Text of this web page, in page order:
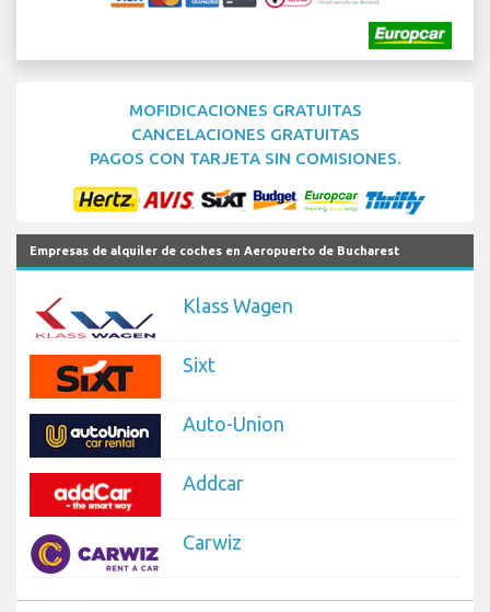
MOFIDICACIONES GRATUITAS
CANCELACIONES GRATUITAS
PAGOS CON TARJETA SIN COMISIONES.
Empresas de alquiler de coches en Aeropuerto de Bucharest
Klass Wagen
Sixt
Auto-Union
Addcar
Carwiz